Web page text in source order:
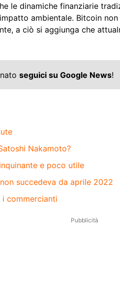
le dinamiche finanziarie
ambientale. Bitcoin
a ciò si aggiunga che
seguici su Google News!
Nakamoto?
e poco utile
succedeva da aprile 2022
i commercianti
Pubblicità